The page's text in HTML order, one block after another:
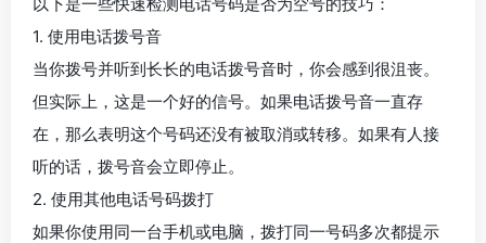
1. 使用电话拨号音
当你拨号并听到长长的电话拨号音时，你会感到很沮丧。
但实际上，这是一个好的信号。如果电话拨号音一直存
在，那么表明这个号码还没有被取消或转移。如果有人接
听的话，拨号音会立即停止。
2. 使用其他电话号码拨打
如果你使用同一台手机或电脑，拨打同一号码多次都提示